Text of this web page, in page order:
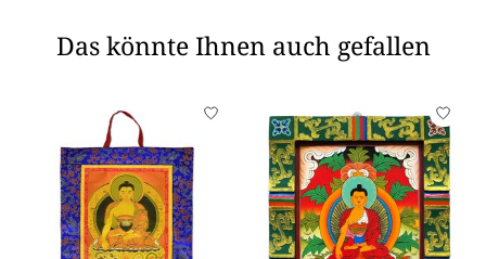
Das könnte Ihnen auch gefallen
Produkt-Karussell-Artikel